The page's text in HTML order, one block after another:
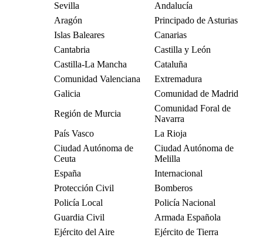
Sevilla
Andalucía
Aragón
Principado de Asturias
Islas Baleares
Canarias
Cantabria
Castilla y León
Castilla-La Mancha
Cataluña
Comunidad Valenciana
Extremadura
Galicia
Comunidad de Madrid
Región de Murcia
Comunidad Foral de
Navarra
País Vasco
La Rioja
Ciudad Autónoma de
Ceuta
Ciudad Autónoma de
Melilla
España
Internacional
Protección Civil
Bomberos
Policía Local
Policía Nacional
Guardia Civil
Armada Española
Ejército del Aire
Ejército de Tierra